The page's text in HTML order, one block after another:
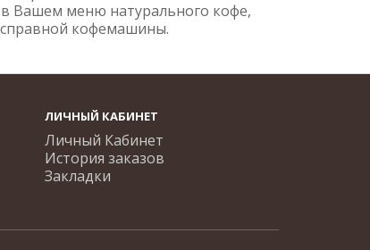
в Вашем меню натурального кофе,
кофемашины.
ЛИЧНЫЙ КАБИНЕТ
Личный Кабинет
История заказов
Закладки